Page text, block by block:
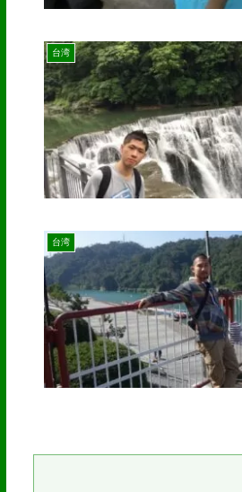
台湾
台湾